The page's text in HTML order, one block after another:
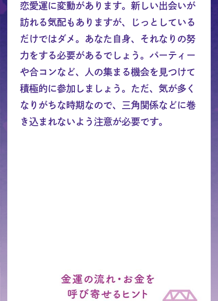
恋愛運に変動があります。新しい出会いが
訪れる気配もありますが、じっとしている
だけではダメ。あなた自身、それなりの努
力をする必要があるでしょう。パーティー
や合コンなど、人の集まる機会を見つけて
積極的に参加しましょう。ただ、気が多く
なりがちな時期なので、三角関係などに巻
き込まれないよう注意が必要です。